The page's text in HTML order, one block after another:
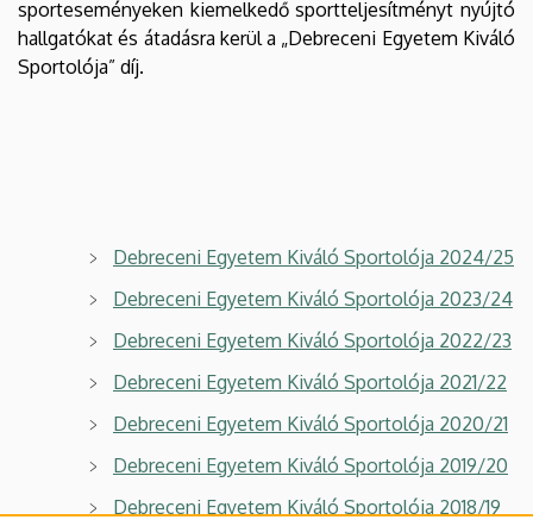
sporteseményeken kiemelkedő sportteljesítményt nyújtó
hallgatókat és átadásra kerül a „Debreceni Egyetem Kiváló
Sportolója” díj.
Debreceni Egyetem Kiváló Sportolója 2024/25
Debreceni Egyetem Kiváló Sportolója 2023/24
Debreceni Egyetem Kiváló Sportolója 2022/23
Debreceni Egyetem Kiváló Sportolója 2021/22
Debreceni Egyetem Kiváló Sportolója 2020/21
Debreceni Egyetem Kiváló Sportolója 2019/20
Debreceni Egyetem Kiváló Sportolója 2018/19